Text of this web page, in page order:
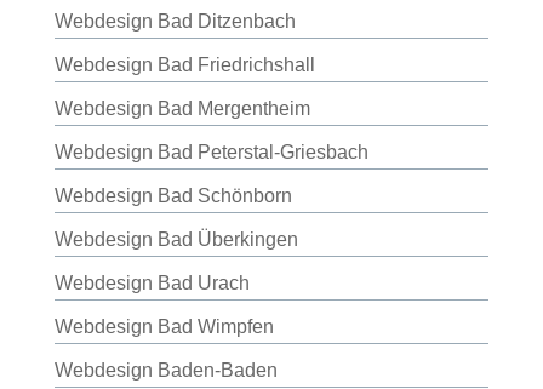
Webdesign Bad Ditzenbach
Webdesign Bad Friedrichshall
Webdesign Bad Mergentheim
Webdesign Bad Peterstal-Griesbach
Webdesign Bad Schönborn
Webdesign Bad Überkingen
Webdesign Bad Urach
Webdesign Bad Wimpfen
Webdesign Baden-Baden